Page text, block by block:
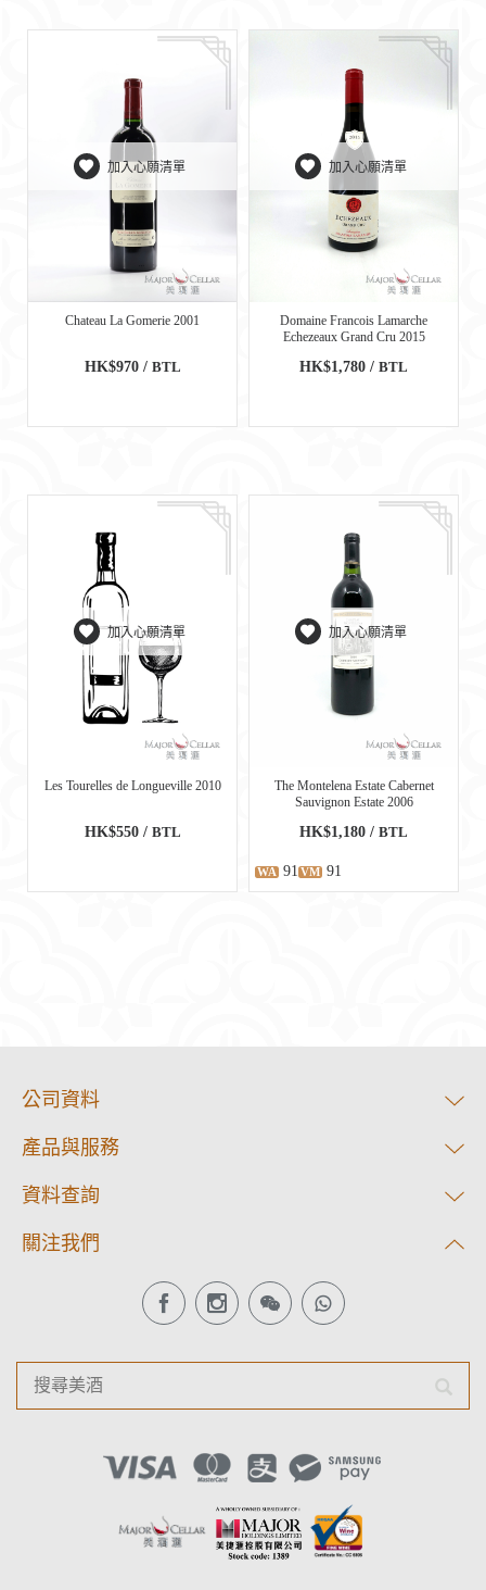
加入心願清單
Chateau La Gomerie 2001
HK$970 / BTL
加入心願清單
Domaine Francois Lamarche
Echezeaux Grand Cru 2015
HK$1,780 / BTL
加入心願清單
Les Tourelles de Longueville 2010
HK$550 / BTL
加入心願清單
The Montelena Estate Cabernet
Sauvignon Estate 2006
HK$1,180 / BTL
WA 91 VM 91
公司資料
產品與服務
資料查詢
關注我們